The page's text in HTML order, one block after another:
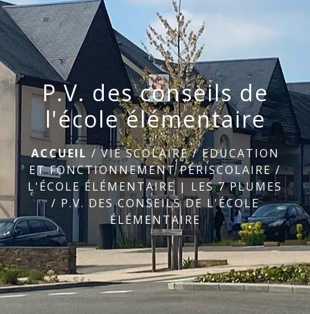
P.V. des conseils de
l'école élémentaire
ACCUEIL /VIE SCOLAIRE/EDUCATION
ET FONCTIONNEMENT PÉRISCOLAIRE/
L'ÉCOLE ÉLÉMENTAIRE | LES 7 PLUMES
/ P.V. DES CONSEILS DE L'ÉCOLE
ÉLÉMENTAIRE